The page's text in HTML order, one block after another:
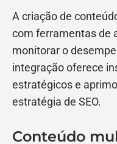
A criação de
com ferramentas de
monitorar o
integração oferece
estratégicos e
estratégia de SEO.
Conteúdo